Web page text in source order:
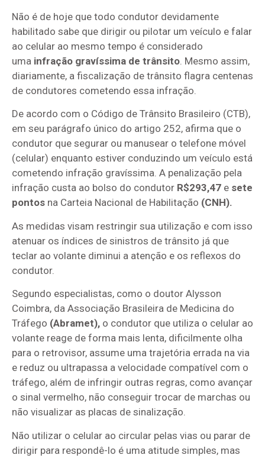
Não é de hoje que todo condutor devidamente
habilitado sabe que dirigir ou pilotar um veículo e falar
ao celular ao mesmo tempo é considerado
uma infração gravíssima de trânsito. Mesmo assim,
diariamente, a fiscalização de trânsito flagra centenas
de condutores cometendo essa infração.
De acordo com o Código de Trânsito Brasileiro (CTB),
em seu parágrafo único do artigo 252, afirma que o
condutor que segurar ou manusear o telefone móvel
(celular) enquanto estiver conduzindo um veículo está
cometendo infração gravíssima. A penalização pela
infração custa ao bolso do condutor R$293,47 e sete
pontos na Carteia Nacional de Habilitação (CNH).
As medidas visam restringir sua utilização e com isso
atenuar os índices de sinistros de trânsito já que
teclar ao volante diminui a atenção e os reflexos do
condutor.
Segundo especialistas, como o doutor Alysson
Coimbra, da Associação Brasileira de Medicina do
Tráfego (Abramet), o condutor que utiliza o celular ao
volante reage de forma mais lenta, dificilmente olha
para o retrovisor, assume uma trajetória errada na via
e reduz ou ultrapassa a velocidade compatível com o
tráfego, além de infringir outras regras, como avançar
o sinal vermelho, não conseguir trocar de marchas ou
não visualizar as placas de sinalização.
Não utilizar o celular ao circular pelas vias ou parar de
dirigir para respondê-lo é uma atitude simples, mas